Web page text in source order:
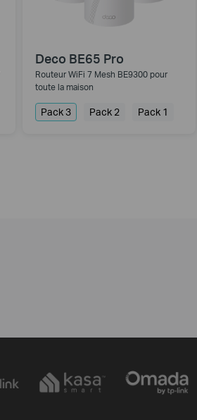
Deco BE65 Pro
Routeur WiFi 7 Mesh BE9300 pour
toute la maison
Pack 3 Pack 2 Pack 1